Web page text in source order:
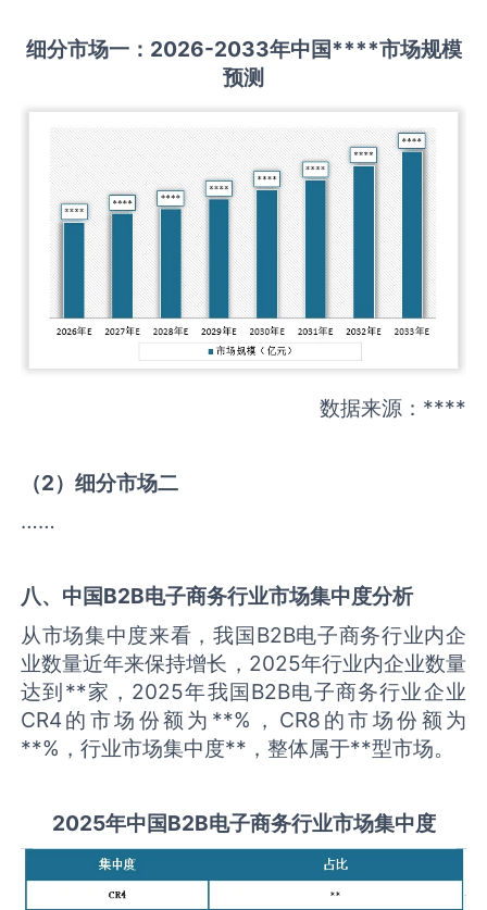
细分市场一： 2026-2033年中国****市场规模
预测
数据来源：****
（2）细分市场二
……
八、中国B2B电子商务行业市场集中度分析
从市场集中度来看，我国B2B电子商务行业内企
业数量近年来保持增长，2025年行业内企业数量
达到**家，2025年我国B2B电子商务行业企业
CR4的市场份额为**%，CR8的市场份额为
**%，行业市场集中度**，整体属于**型市场。
2025年中国B2B电子商务行业市场集中度